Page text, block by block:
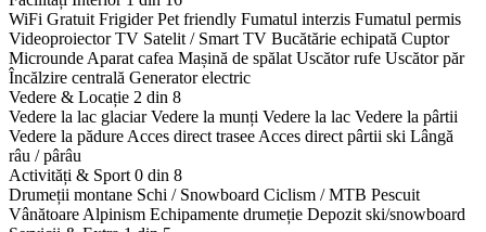
WiFi Gratuit Frigider Pet friendly Fumatul interzis Fumatul permis
Videoproiector TV Satelit / Smart TV Bucătărie echipată Cuptor
Microunde Aparat cafea Mașină de spălat Uscător rufe Uscător păr
Încălzire centrală Generator electric
Vedere & Locație 2 din 8
Vedere la lac glaciar Vedere la munți Vedere la lac Vedere la pârtii
Vedere la pădure Acces direct trasee Acces direct pârtii ski Lângă
râu / pârâu
Activități & Sport 0 din 8
Drumeții montane Schi / Snowboard Ciclism / MTB Pescuit
Vânătoare Alpinism Echipamente drumeție Depozit ski/snowboard